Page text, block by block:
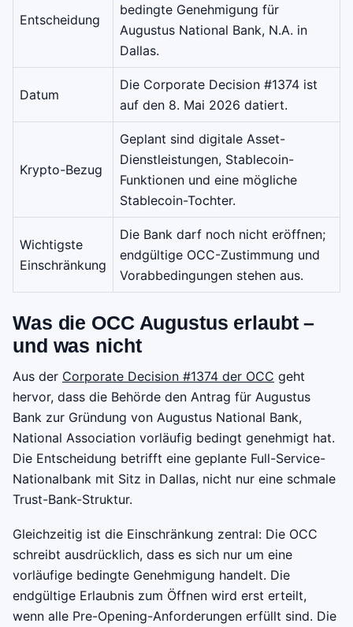
Entscheidung
bedingte Genehmigung für
Augustus National Bank, N.A. in
Dallas.
Datum
Die Corporate Decision #1374 ist
auf den 8. Mai 2026 datiert.
Krypto-Bezug
Geplant sind digitale Asset-
Dienstleistungen, Stablecoin-
Funktionen und eine mögliche
Stablecoin-Tochter.
Wichtigste
Einschränkung
Die Bank darf noch nicht eröffnen;
endgültige OCC-Zustimmung und
Vorabbedingungen stehen aus.
Was die OCC Augustus erlaubt –
und was nicht
Aus der Corporate Decision #1374 der OCC geht
hervor, dass die Behörde den Antrag für Augustus
Bank zur Gründung von Augustus National Bank,
National Association vorläufig bedingt genehmigt hat.
Die Entscheidung betrifft eine geplante Full-Service-
Nationalbank mit Sitz in Dallas, nicht nur eine schmale
Trust-Bank-Struktur.
Gleichzeitig ist die Einschränkung zentral: Die OCC
schreibt ausdrücklich, dass es sich nur um eine
vorläufige bedingte Genehmigung handelt. Die
endgültige Erlaubnis zum Öffnen wird erst erteilt,
wenn alle Pre-Opening-Anforderungen erfüllt sind. Die